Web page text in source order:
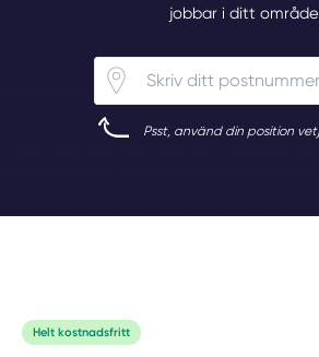
jobbar i ditt
Psst, använd din position
Helt kostnadsfritt